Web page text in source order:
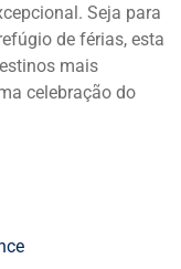
Seja para
de férias, esta
mais
celebração do